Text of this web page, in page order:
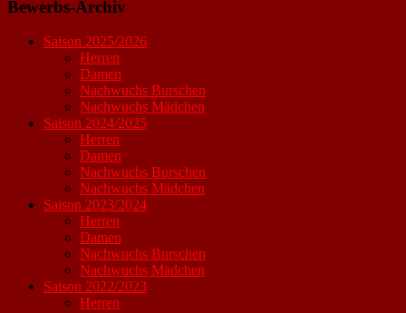
Bewerbs-Archiv
Saison 2025/2026
Herren
Damen
Nachwuchs Burschen
Nachwuchs Mädchen
Saison 2024/2025
Herren
Damen
Nachwuchs Burschen
Nachwuchs Mädchen
Saison 2023/2024
Herren
Damen
Nachwuchs Burschen
Nachwuchs Mädchen
Saison 2022/2023
Herren